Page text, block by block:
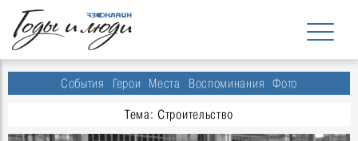
События Герои Места Воспоминания Фото
Тема: Строительство